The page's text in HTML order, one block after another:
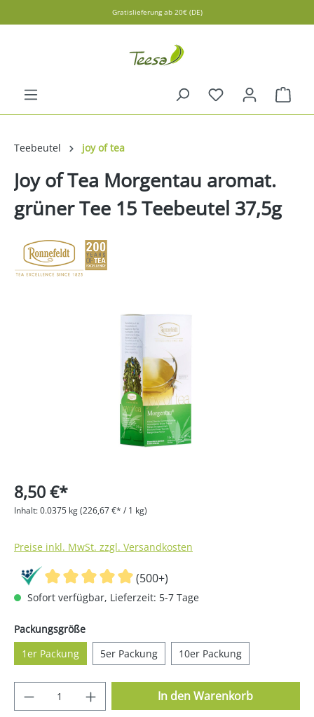
Gratislieferung ab 20€ (DE)
Teebeutel joy of tea
Joy of Tea Morgentau aromat.
grüner Tee 15 Teebeutel 37,5g
Bildergalerie überspringen
8,50 €*
Inhalt:0.0375 kg(226,67 €* / 1 kg)
Preise inkl. MwSt. zzgl. Versandkosten
(500+)
Sofort verfügbar, Lieferzeit: 5-7 Tage
Packungsgrößeauswählen
1er Packung
5er Packung 10er Packung
Produkt Anzahl: Gib den gewünschten
In den Warenkorb